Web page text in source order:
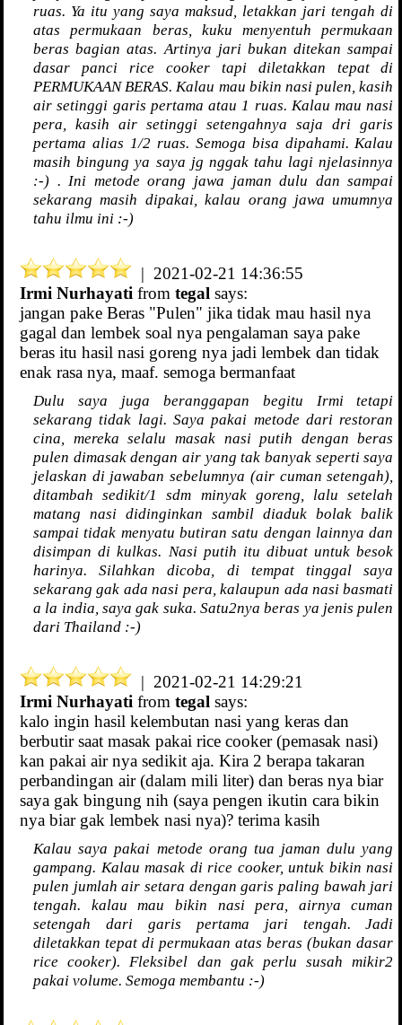
ruas. Ya itu yang saya maksud, letakkan jari tengah di
atas permukaan beras, kuku menyentuh permukaan
beras bagian atas. Artinya jari bukan ditekan sampai
dasar panci rice cooker tapi diletakkan tepat di
PERMUKAAN BERAS. Kalau mau bikin nasi pulen, kasih
air setinggi garis pertama atau 1 ruas. Kalau mau nasi
pera, kasih air setinggi setengahnya saja dri garis
pertama alias 1/2 ruas. Semoga bisa dipahami. Kalau
masih bingung ya saya jg nggak tahu lagi njelasinnya
:-) . Ini metode orang jawa jaman dulu dan sampai
sekarang masih dipakai, kalau orang jawa umumnya
tahu ilmu ini :-)
| 2021-02-21 14:36:55
Irmi Nurhayati from tegal says:
jangan pake Beras "Pulen" jika tidak mau hasil nya
gagal dan lembek soal nya pengalaman saya pake
beras itu hasil nasi goreng nya jadi lembek dan tidak
enak rasa nya, maaf. semoga bermanfaat
Dulu saya juga beranggapan begitu Irmi tetapi
sekarang tidak lagi. Saya pakai metode dari restoran
cina, mereka selalu masak nasi putih dengan beras
pulen dimasak dengan air yang tak banyak seperti saya
jelaskan di jawaban sebelumnya (air cuman setengah),
ditambah sedikit/1 sdm minyak goreng, lalu setelah
matang nasi didinginkan sambil diaduk bolak balik
sampai tidak menyatu butiran satu dengan lainnya dan
disimpan di kulkas. Nasi putih itu dibuat untuk besok
harinya. Silahkan dicoba, di tempat tinggal saya
sekarang gak ada nasi pera, kalaupun ada nasi basmati
a la india, saya gak suka. Satu2nya beras ya jenis pulen
dari Thailand :-)
| 2021-02-21 14:29:21
Irmi Nurhayati from tegal says:
kalo ingin hasil kelembutan nasi yang keras dan
berbutir saat masak pakai rice cooker (pemasak nasi)
kan pakai air nya sedikit aja. Kira 2 berapa takaran
perbandingan air (dalam mili liter) dan beras nya biar
saya gak bingung nih (saya pengen ikutin cara bikin
nya biar gak lembek nasi nya)? terima kasih
Kalau saya pakai metode orang tua jaman dulu yang
gampang. Kalau masak di rice cooker, untuk bikin nasi
pulen jumlah air setara dengan garis paling bawah jari
tengah. kalau mau bikin nasi pera, airnya cuman
setengah dari garis pertama jari tengah. Jadi
diletakkan tepat di permukaan atas beras (bukan dasar
rice cooker). Fleksibel dan gak perlu susah mikir2
pakai volume. Semoga membantu :-)